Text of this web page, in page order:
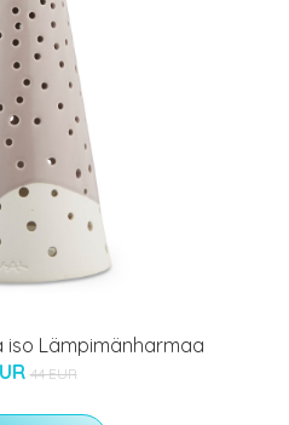
iso Lämpimänharmaa
44 EUR